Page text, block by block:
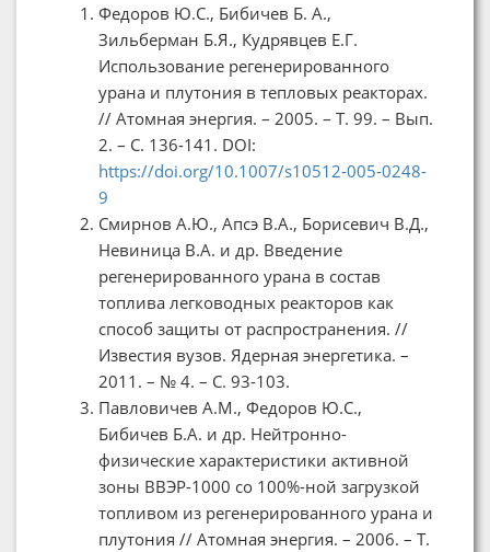
Федоров Ю.С., Бибичев Б. А.,
Зильберман Б.Я., Кудрявцев Е.Г.
Использование регенерированного
урана и плутония в тепловых реакторах.
// Атомная энергия. – 2005. – Т. 99. – Вып.
2. – С. 136-141. DOI:
https://doi.org/10.1007/s10512-005-0248-
9
Смирнов А.Ю., Апсэ В.А., Борисевич В.Д.,
Невиница В.А. и др. Введение
регенерированного урана в состав
топлива легководных реакторов как
способ защиты от распространения. //
Известия вузов. Ядерная энергетика. –
2011. – № 4. – С. 93-103.
Павловичев А.М., Федоров Ю.С.,
Бибичев Б.А. и др. Нейтронно-
физические характеристики активной
зоны ВВЭР-1000 со 100%-ной загрузкой
топливом из регенерированного урана и
плутония // Атомная энергия. – 2006. – Т.